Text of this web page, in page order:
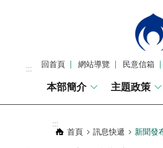
:::
回首頁 網站導覽 民意信箱
本部簡介 主題政策
:::
首頁
訊息快遞 新聞發